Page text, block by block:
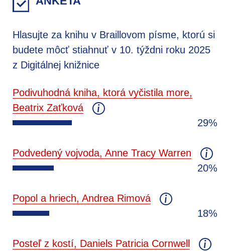
Hlasujte za knihu v Braillovom písme, ktorú si
budete môcť stiahnuť v 10. týždni roku 2025
z Digitálnej knižnice
Podivuhodná kniha, ktorá vyčistila more,
Beatrix Zaťková
29%
Podvedený vojvoda, Anne Tracy Warren
20%
Popol a hriech, Andrea Rimová
18%
Posteľ z kostí, Daniels Patricia Cornwell